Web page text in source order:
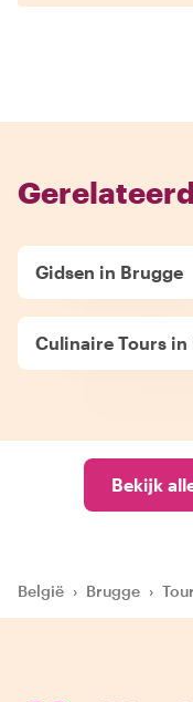
Gidsen in Brugge
Culinaire Tours in
Bekijk
België › Brugge ›